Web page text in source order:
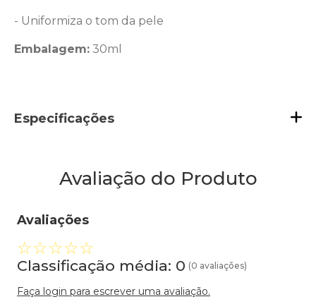
- Uniformiza o tom da pele
Embalagem: 30ml
Especificações
Avaliação do Produto
Avaliações
☆☆☆☆☆
Classificação média: 0 (0 avaliações)
Faça login para escrever uma avaliação.